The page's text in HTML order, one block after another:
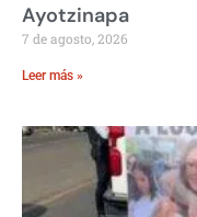
Ayotzinapa
7 de agosto, 2026
Leer más »